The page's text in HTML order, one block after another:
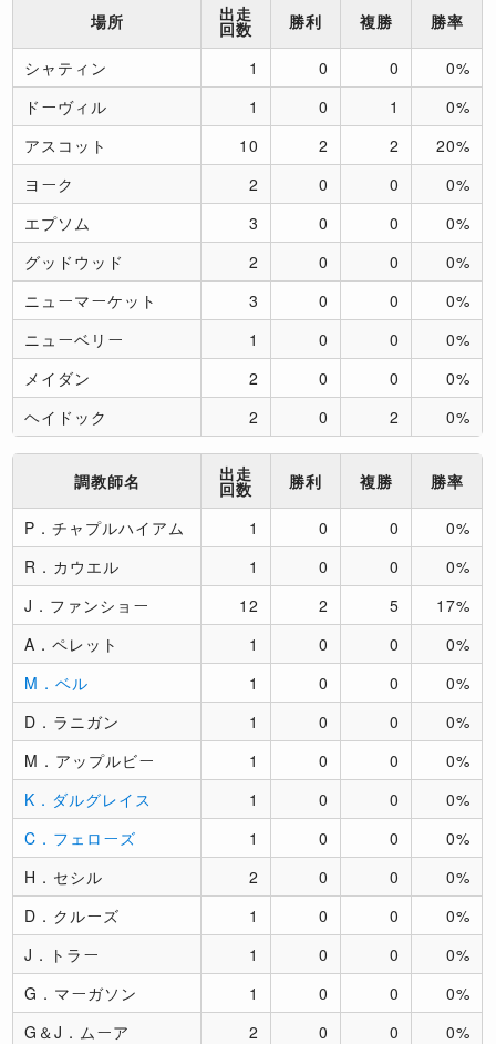
場所 出走
回数 勝利 複勝 勝率
シャティン 1 0 0
0%
ドーヴィル
1 0 1
0%
アスコット
10 2 2
20%
ヨーク
2 0 0
0%
エプソム
3 0 0
0%
グッドウッド
2 0 0
0%
ニューマーケット
3 0 0
0%
ニューベリー
1 0 0
0%
メイダン
2 0 0
0%
ヘイドック
2 0 2 0%
調教師名 出走
回数 勝利 複勝 勝率
P．チャプルハイアム 1 0 0
0%
R．カウエル
1 0 0
0%
J．ファンショー
12 2 5
17%
A．ペレット
1 0 0
0%
M．ベル
1 0 0
0%
D．ラニガン
1 0 0
0%
M．アップルビー
1 0 0
0%
K．ダルグレイス
1 0 0
0%
C．フェローズ
1 0 0
0%
H．セシル
2 0 0
0%
D．クルーズ
1 0 0
0%
J．トラー
1 0 0
0%
G．マーガソン
1 0 0
0%
G＆J．ムーア
2 0 0 0%